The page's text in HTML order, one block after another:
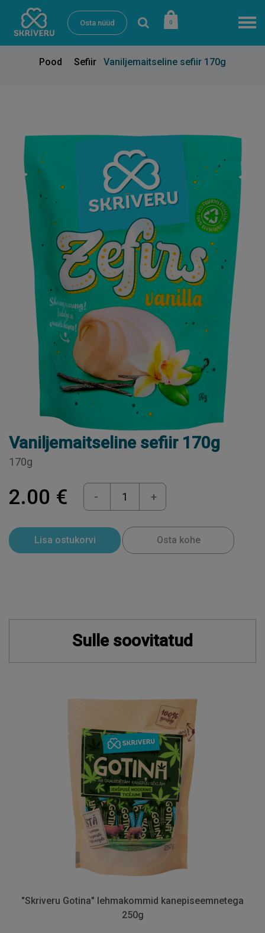
Osta nüüd 0
Pood Sefiir Vaniljemaitseline sefiir 170g
Vaniljemaitseline sefiir 170g
170g
2.00 € - +
Lisa ostukorvi Osta kohe
Sulle soovitatud
"Skriveru Gotina" lehmakommid kanepiseemnetega
250g